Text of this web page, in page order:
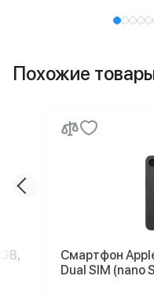
Похожие
Смартфон
Dual SIM (nano